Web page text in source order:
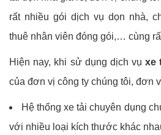
rất nhiều gói dịch vụ dọn nhà,
thuê nhân viên đóng gói,… cùng
Hiện nay, khi sử dụng dịch vụxe
của đơn vị công ty chúng tôi, đơn
Hệ thống xe tải chuyên dụng
với nhiều loại kích thước khác